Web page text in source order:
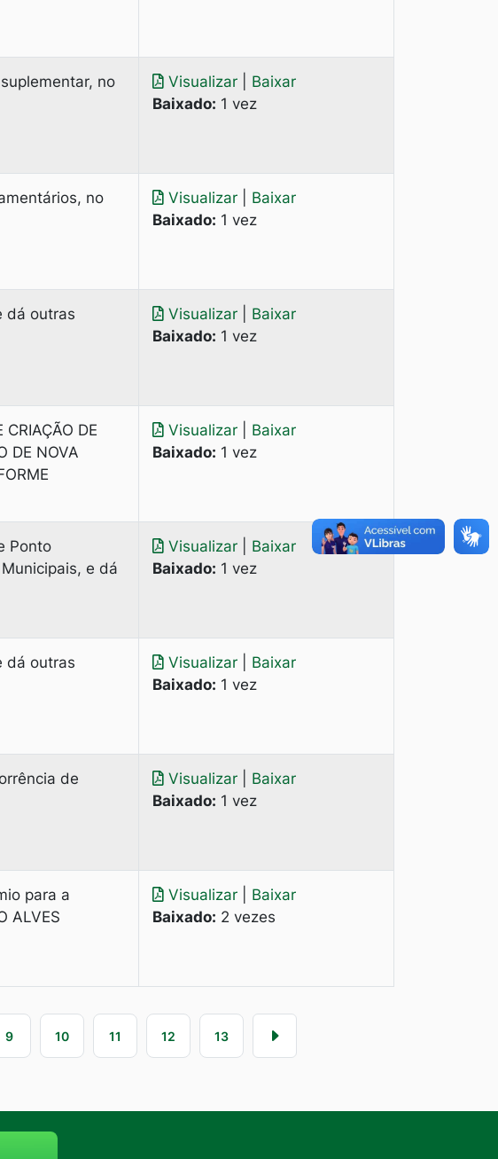
no
Visualizar
Baixar
Baixado: 1 vez
no
Visualizar
Baixar
Baixado: 1 vez
dá outras
Visualizar
Baixar
Baixado: 1 vez
CRIAÇÃO DE
DE NOVA
Visualizar
Baixar
Baixado: 1 vez
Ponto
e dá
Visualizar
Baixar
Baixado: 1 vez
dá outras
Visualizar
Baixar
Baixado: 1 vez
de
Visualizar
Baixar
Baixado: 1 vez
para a
ALVES
Visualizar
Baixar
Baixado: 2 vezes
9 10 11 12 13